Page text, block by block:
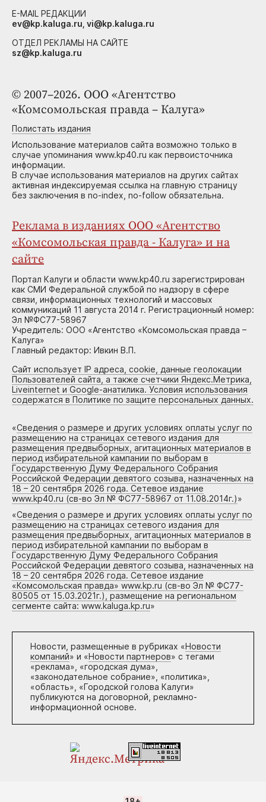
© 2007–2026. ООО «Агентство
«Комсомольская правда – Калуга»
Полистать издания
Использование материалов сайта возможно только в
случае упоминания www.kp40.ru как первоисточника
информации.
В случае использования материалов на других сайтах
активная индексируемая ссылка на главную страницу
без заключения в no-index, no-follow обязательна.
Реклама в изданиях ООО «Агентство
«Комсомольская правда - Калуга» и на
сайте
Портал Калуги и области www.kp40.ru зарегистрирован
как СМИ Федеральной службой по надзору в сфере
связи, информационных технологий и массовых
коммуникаций 11 августа 2014 г. Регистрационный номер:
Эл №ФС77-58967
Учредитель: ООО «Агентство «Комсомольская правда –
Калуга»
Главный редактор: Ивкин В.П.
Сайт использует IP адреса, cookie, данные геолокации
Пользователей сайта, а также счетчики Яндекс.Метрика,
Liveinternet и Google-анатилика. Условия использования
содержатся в Политике по защите персональных данных.
«Сведения о размере и других условиях оплаты услуг по
размещению на страницах сетевого издания для
размещения предвыборных, агитационных материалов в
период избирательной кампании по выборам в
Государственную Думу Федерального Собрания
Российской Федерации девятого созыва, назначенных на
18 – 20 сентября 2026 года. Сетевое издание
www.kp40.ru (св-во Эл № ФС77-58967 от 11.08.2014г.)»
«Сведения о размере и других условиях оплаты услуг по
размещению на страницах сетевого издания для
размещения предвыборных, агитационных материалов в
период избирательной кампании по выборам в
Государственную Думу Федерального Собрания
Российской Федерации девятого созыва, назначенных на
18 – 20 сентября 2026 года. Сетевое издание
«Комсомольская правда» www.kp.ru (св-во Эл № ФС77-
80505 от 15.03.2021г.), размещение на региональном
сегменте сайта: www.kaluga.kp.ru»
Новости, размещенные в рубриках «Новости
компаний» и «Новости партнеров» с тегами
«реклама», «городская дума»,
«законодательное собрание», «политика»,
«область», «Городской голова Калуги»
публикуются на договорной, рекламно-
информационной основе.
E-MAIL РЕДАКЦИИ
ev@kp.kaluga.ru, vi@kp.kaluga.ru
ОТДЕЛ РЕКЛАМЫ НА САЙТЕ
sz@kp.kaluga.ru